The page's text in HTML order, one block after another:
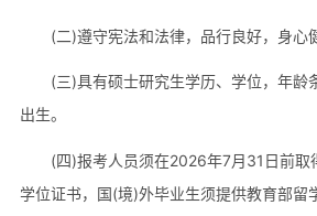
(二)遵守宪法和法律，品行良好，身心
(三)具有硕士研究生学历、学位，年龄
出生。
(四)报考人员须在2026年7月31日前取
学位证书，国(境)外毕业生须提供教育部留